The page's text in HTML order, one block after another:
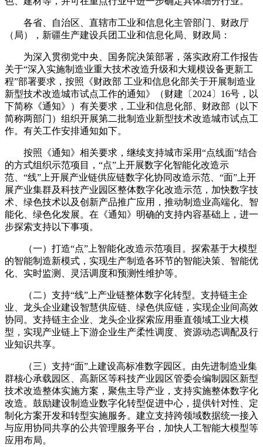
各省、自治区、直辖市工业和信息化主管部门、财政厅
（局），新疆生产建设兵团工业和信息化局、财政局：
为深入贯彻党中央、国务院决策部署，落实政府工作报告
关于“深入实施制造业重大技术改造升级和大规模设备更新工
程”部署要求，按照《财政部 工业和信息化部关于开展制造业
新型技术改造城市试点工作的通知》（财建〔2024〕16号，以
下简称《通知》）有关要求，工业和信息化部、财政部（以下
简称两部门）组织开展第二批制造业新型技术改造城市试点工
作。有关工作安排通知如下。
按照《通知》相关要求，继续支持城市采用“点线面”结合
的方式组织示范项目，“点”上开展数字化智能化改造示
范、“线”上开展产业链供应链数字化协同改造示范、“面”上开
展产业集群及科技产业园区整体数字化改造示范，加快数字技
术、绿色技术以及创新产品推广应用，推动制造业高端化、智
能化、绿色化发展。在《通知》明确的支持内容基础上，进一
步探索支持以下事项。
（一）打造“点”上智能化改造示范项目。探索基于大模型
的智能制造新模式，实现生产制造各环节的智能决策、智能优
化、实时监测、灵活调度和预测性维护等。
（二）支持“线”上产业链整体数字化转型。支持链主企
业、龙头企业建设智慧供应链、绿色供应链，实现企业间高效
协同。支持链主企业、龙头企业探索应用垂直领域工业大模
型，实现产业链上下游企业生产柔性调度、资源动态调配及行
业知识共享。
（三）支持“面”上建设高标准数字园区。由先进制造业集
群核心承载园区、高新区等科技产业园区管委会编制园区新型
技术改造整体实施方案，聚焦主导产业，支持实施整体数字化
改造。鼓励建设制造业数字化转型促进中心，提供针对性、定
制化方案开发和转型实施服务。建立支持跨领域数据统一接入
与应用协同共享的公共管理服务平台，加快人工智能大模型等
应用布局。